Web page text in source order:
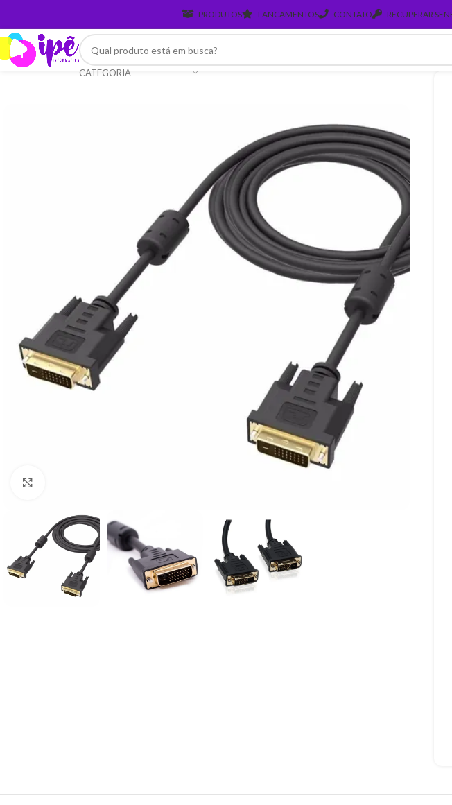
PRODUTOS LANCAMENTOS CONTATO RECUPERAR
CATEGORIA